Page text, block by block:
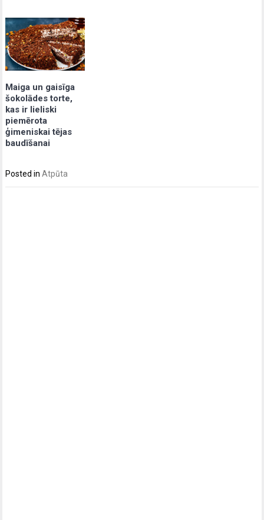
Maiga un gaisīga
šokolādes torte,
kas ir lieliski
piemērota
ģimeniskai tējas
baudīšanai
Posted inAtpūta